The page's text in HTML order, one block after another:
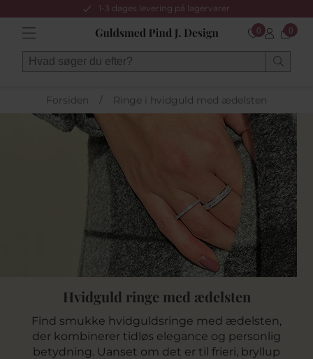
1-3 dages levering på lagervarer
0 0
Forsiden / Ringe i hvidguld med ædelsten
Hvidguld ringe med ædelsten
Find smukke hvidguldsringe med ædelsten,
der kombinerer tidløs elegance og personlig
betydning. Uanset om det er til frieri, bryllup